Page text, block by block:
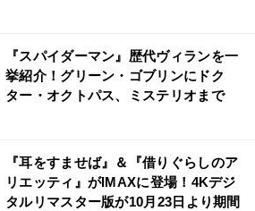
『スパイダーマン』歴代ヴィランを一
挙紹介！グリーン・ゴブリンにドク
ター・オクトパス、ミステリオまで
『耳をすませば』＆『借りぐらしのア
リエッティ』がIMAXに登場！4Kデジ
タルリマスター版が10月23日より期間